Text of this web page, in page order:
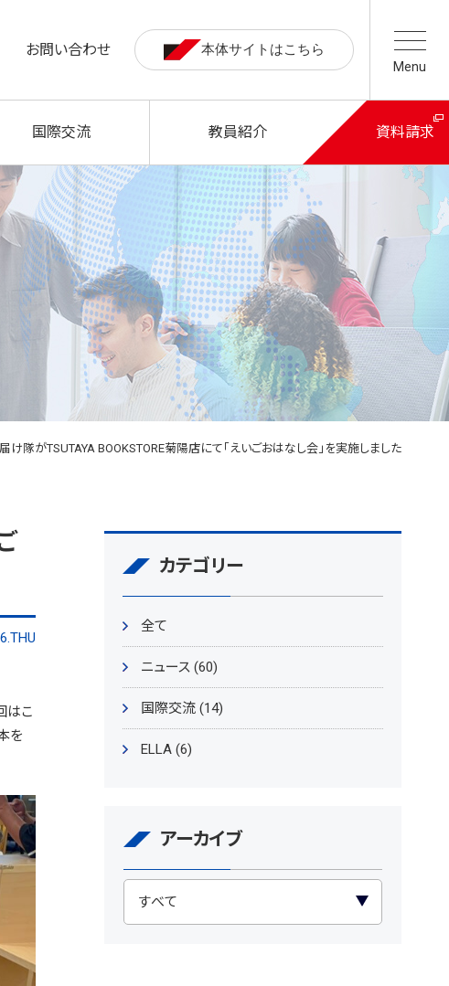
お問い合わせ 本体サイトはこちら
国際交流 教員紹介 資料請求
Menu
け隊がTSUTAYA BOOKSTORE菊陽店にて「えいごおはなし会」を実施しました
はこ
を
カテゴリー
全て
ニュース (60)
国際交流 (14)
ELLA (6)
アーカイブ